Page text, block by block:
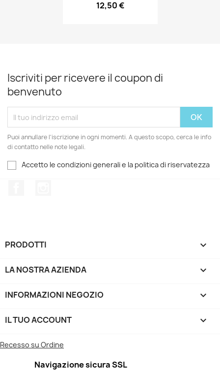
12,50 €
Iscriviti per ricevere il coupon di
benvenuto
Puoi annullare l'iscrizione in ogni momenti. A questo scopo, cerca le info
di contatto nelle note legali.
Accetto le condizioni generali e la politica di riservatezza
PRODOTTI 
LA NOSTRA AZIENDA 
INFORMAZIONI NEGOZIO keyboard_arrow_down
IL TUO ACCOUNT 
Recesso su Ordine
Navigazione sicura SSL